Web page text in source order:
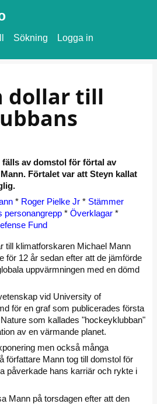
Sökning Logga in
dollar till
av domstol för förtal av
Förtalet var att Steyn kallat
* Roger Pielke Jr * Stämmer
personangrepp * Överklagar *
Fund
till klimatforskaren Michael Mann
för 12 år sedan efter att de jämförde
uppvärmningen med en dömd
vid University of
för en graf som publicerades första
som kallades "hockeyklubban"
av en värmande planet.
men också många
författare Mann tog till domstol för
påverkade hans karriär och rykte i
Mann på torsdagen efter att den